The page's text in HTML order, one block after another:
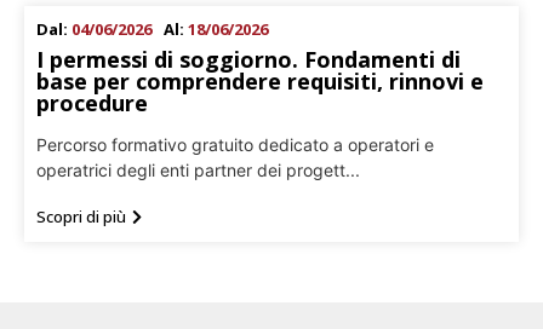
Dal: 04/06/2026 Al: 18/06/2026
I permessi di soggiorno. Fondamenti di
base per comprendere requisiti, rinnovi e
procedure
Percorso formativo gratuito dedicato a operatori e
operatrici degli enti partner dei progett...
Scopri di più